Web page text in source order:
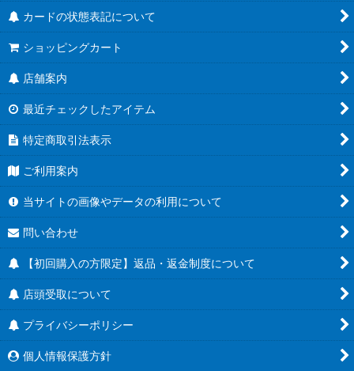
カードの状態表記について
ショッピングカート
店舗案内
最近チェックしたアイテム
特定商取引法表示
ご利用案内
当サイトの画像やデータの利用について
問い合わせ
【初回購入の方限定】返品・返金制度について
店頭受取について
プライバシーポリシー
個人情報保護方針